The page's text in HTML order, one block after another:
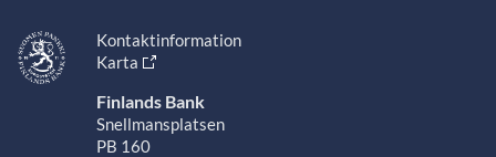
Kontaktinformation
Karta
Finlands Bank
Snellmansplatsen
PB 160